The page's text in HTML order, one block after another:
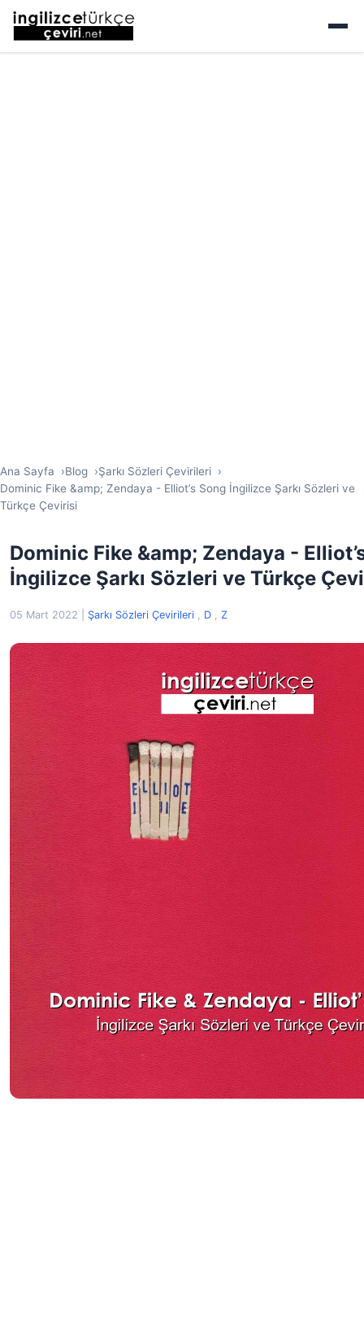
Ana Sayfa Blog
Şarkı Sözleri Çevirileri
Dominic Fike &amp; Zendaya - Elliot’s Song İngilizce Şarkı Sözleri ve
Türkçe Çevirisi
Dominic Fike &amp; Zendaya -
İngilizce Şarkı Sözleri ve Türkçe
05 Mart 2022 Şarkı Sözleri Çevirileri , D , Z